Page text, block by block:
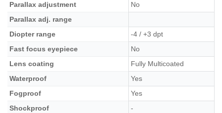
Parallax adjustment
No
Parallax adj. range
Diopter range
-4 / +3 dpt
Fast focus eyepiece
No
Lens coating
Fully Multicoated
Waterproof
Yes
Fogproof
Yes
Shockproof
-